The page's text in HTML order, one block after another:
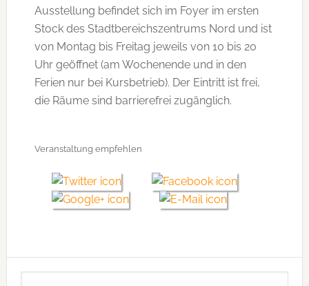
Ausstellung befindet sich im Foyer im ersten
Stock des Stadtbereichszentrums Nord und ist
von Montag bis Freitag jeweils von 10 bis 20
Uhr geöffnet (am Wochenende und in den
Ferien nur bei Kursbetrieb). Der Eintritt ist frei,
die Räume sind barrierefrei zugänglich.
Veranstaltung empfehlen
Seitenspalte